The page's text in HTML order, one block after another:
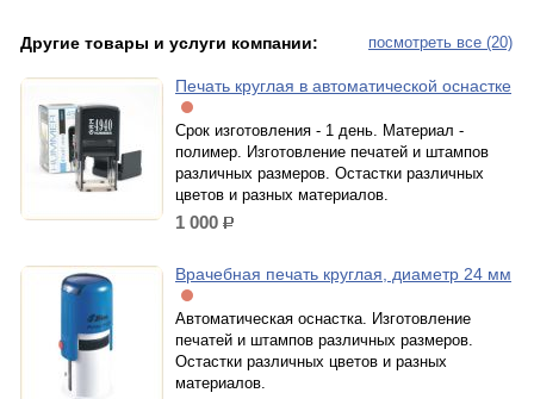
посмотреть все (20)
Другие товары и услуги компании:
Печать круглая в автоматической оснастке
Срок изготовления - 1 день. Материал -
полимер. Изготовление печатей и штампов
различных размеров. Остастки различных
цветов и разных материалов.
1 000 р.
Врачебная печать круглая, диаметр 24 мм
Автоматическая оснастка. Изготовление
печатей и штампов различных размеров.
Остастки различных цветов и разных
материалов.